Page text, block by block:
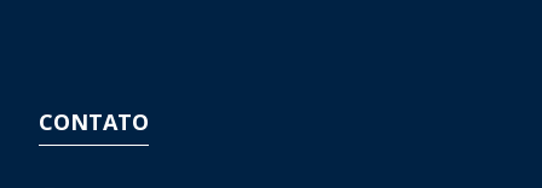
CONTATO